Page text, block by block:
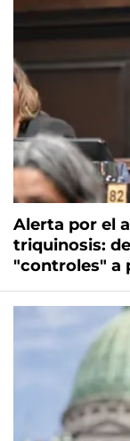
Alerta por el
triquinosis:
"controles" a